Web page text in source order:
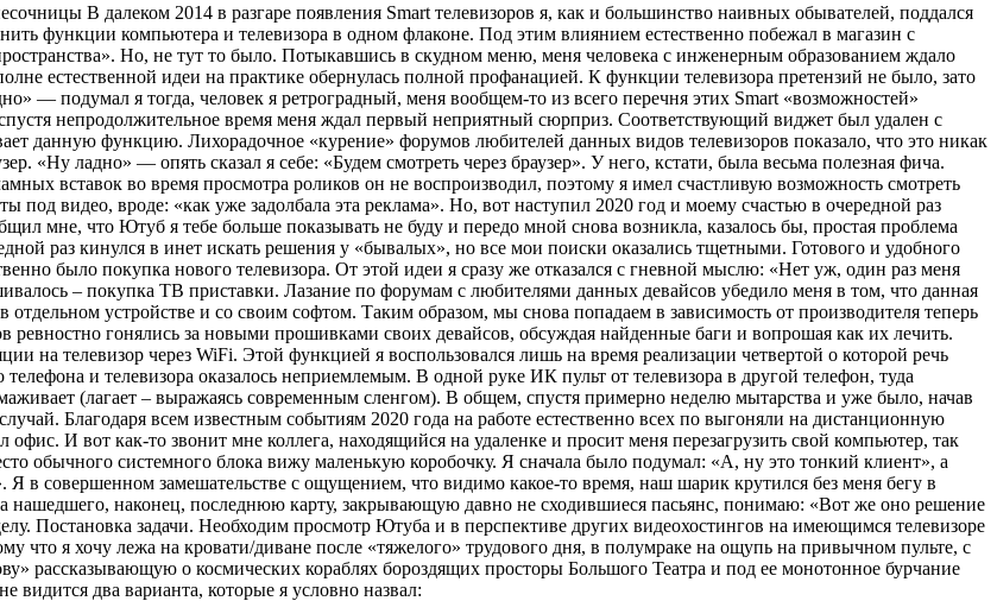
В далеком 2014 в разгаре появления Smart телевизоров я, как и большинство наивных обывателей, поддался
функции компьютера и телевизора в одном флаконе. Под этим влиянием естественно побежал в магазин с
Но, не тут то было. Потыкавшись в скудном меню, меня человека с инженерным образованием ждало
естественной идеи на практике обернулась полной профанацией. К функции телевизора претензий не было, зато
— подумал я тогда, человек я ретроградный, меня вообщем-то из всего перечня этих Smart «возможностей»
непродолжительное время меня ждал первый неприятный сюрприз. Соответствующий виджет был удален с
данную функцию. Лихорадочное «курение» форумов любителей данных видов телевизоров показало, что это никак
«Ну ладно» — опять сказал я себе: «Будем смотреть через браузер». У него, кстати, была весьма полезная фича.
вставок во время просмотра роликов он не воспроизводил, поэтому я имел счастливую возможность смотреть
видео, вроде: «как уже задолбала эта реклама». Но, вот наступил 2020 год и моему счастью в очередной раз
мне, что Ютуб я тебе больше показывать не буду и передо мной снова возникла, казалось бы, простая проблема
раз кинулся в инет искать решения у «бывалых», но все мои поиски оказались тщетными. Готового и удобного
было покупка нового телевизора. От этой идеи я сразу же отказался с гневной мыслю: «Нет уж, один раз меня
– покупка ТВ приставки. Лазание по форумам с любителями данных девайсов убедило меня в том, что данная
устройстве и со своим софтом. Таким образом, мы снова попадаем в зависимость от производителя теперь
гонялись за новыми прошивками своих девайсов, обсуждая найденные баги и вопрошая как их лечить.
на телевизор через WiFi. Этой функцией я воспользовался лишь на время реализации четвертой о которой речь
и телевизора оказалось неприемлемым. В одной руке ИК пульт от телевизора в другой телефон, туда
(лагает – выражаясь современным сленгом). В общем, спустя примерно неделю мытарства и уже было, начав
Благодаря всем известным событиям 2020 года на работе естественно всех по выгоняли на дистанционную
офис. И вот как-то звонит мне коллега, находящийся на удаленке и просит меня перезагрузить свой компьютер, так
обычного системного блока вижу маленькую коробочку. Я сначала было подумал: «А, ну это тонкий клиент», а
в совершенном замешательстве с ощущением, что видимо какое-то время, наш шарик крутился без меня бегу в
нашедшего, наконец, последнюю карту, закрывающую давно не сходившиеся пасьянс, понимаю: «Вот же оно решение
Постановка задачи. Необходим просмотр Ютуба и в перспективе других видеохостингов на имеющимся телевизоре
что я хочу лежа на кровати/диване после «тяжелого» трудового дня, в полумраке на ощупь на привычном пульте, с
рассказывающую о космических кораблях бороздящих просторы Большого Театра и под ее монотонное бурчание
два варианта, которые я условно назвал: